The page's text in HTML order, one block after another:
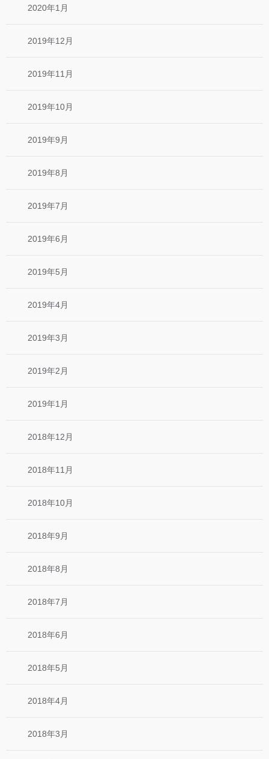
2020年1月
2019年12月
2019年11月
2019年10月
2019年9月
2019年8月
2019年7月
2019年6月
2019年5月
2019年4月
2019年3月
2019年2月
2019年1月
2018年12月
2018年11月
2018年10月
2018年9月
2018年8月
2018年7月
2018年6月
2018年5月
2018年4月
2018年3月